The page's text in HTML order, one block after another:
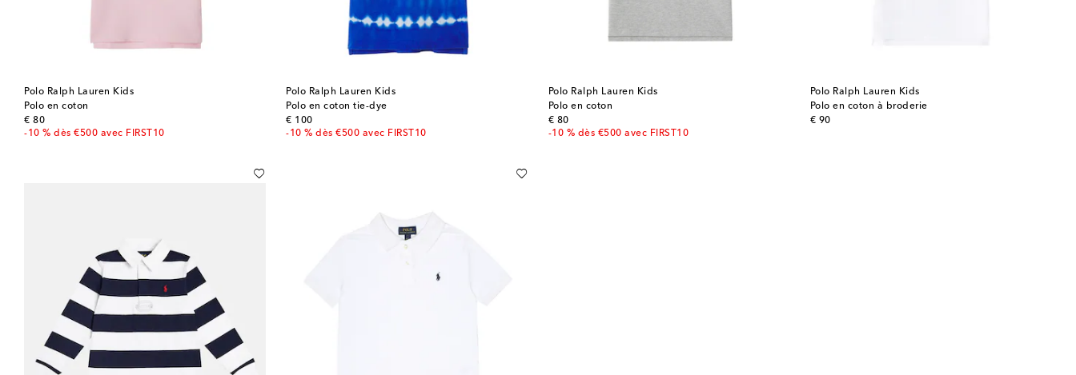
Polo Ralph Lauren Kids
Polo en coton
€ 80
original price
-10 % dès €500 avec FIRST10
Polo Ralph Lauren Kids
Polo en coton tie-dye
€ 100
original price
-10 % dès €500 avec FIRST10
Polo Ralph Lauren Kids
Polo en coton
€ 80
original price
-10 % dès €500 avec FIRST10
Polo Ralph Lauren Kids
Polo en coton à broderie
€ 90
original price